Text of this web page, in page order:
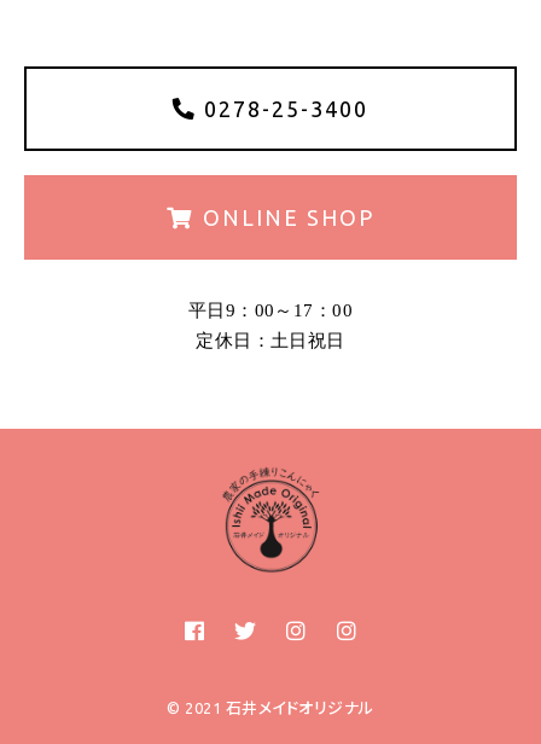
0278-25-3400
ONLINE SHOP
平日9：00～17：00
定休日：土日祝日
© 2021 石井メイドオリジナル